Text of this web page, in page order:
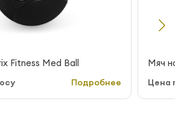
Fitness Med Ball
Подробнее
Мяч
Цена по